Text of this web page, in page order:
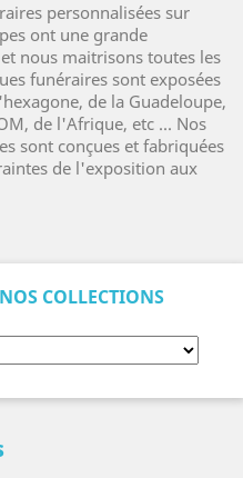
personnalisées sur
ont une grande
nous maitrisons toutes les
funéraires sont exposées
de la Guadeloupe,
de l'Afrique, etc ... Nos
sont conçues et fabriquées
de l'exposition aux
COLLECTIONS